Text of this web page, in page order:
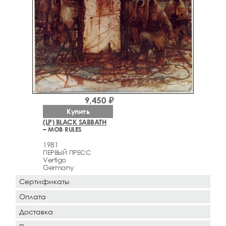
(LP) BLACK SABBATH
– MOB RULES
1981
ПЕРВЫЙ ПРЕСС
Vertigo
Germany
9,450 ₽
Купить
Сертификаты
Оплата
Доставка